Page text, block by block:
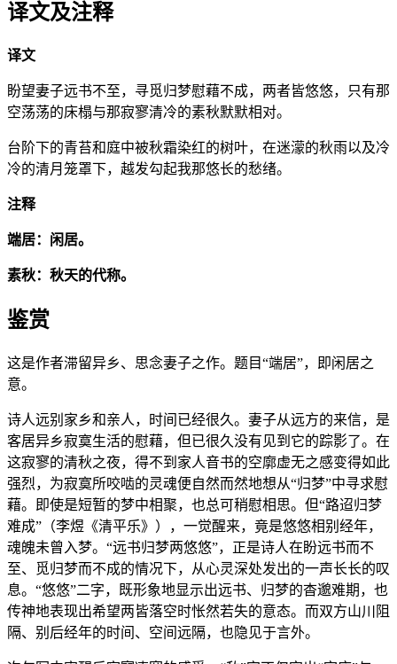
译文及注释
译文
盼望妻子远书不至，寻觅归梦慰藉不成，两者皆悠悠，只有那
空荡荡的床榻与那寂寥清冷的素秋默默相对。
台阶下的青苔和庭中被秋霜染红的树叶，在迷濛的秋雨以及冷
冷的清月笼罩下，越发勾起我那悠长的愁绪。
注释
端居：闲居。
素秋：秋天的代称。
鉴赏
这是作者滞留异乡、思念妻子之作。题目“端居”，即闲居之
意。
诗人远别家乡和亲人，时间已经很久。妻子从远方的来信，是
客居异乡寂寞生活的慰藉，但已很久没有见到它的踪影了。在
这寂寥的清秋之夜，得不到家人音书的空廓虚无之感变得如此
强烈，为寂寞所咬啮的灵魂便自然而然地想从“归梦”中寻求慰
藉。即使是短暂的梦中相聚，也总可稍慰相思。但“路迢归梦
难成”（李煜《清平乐》），一觉醒来，竟是悠悠相别经年，
魂魄未曾入梦。“远书归梦两悠悠”，正是诗人在盼远书而不
至、觅归梦而不成的情况下，从心灵深处发出的一声长长的叹
息。“悠悠”二字，既形象地显示出远书、归梦的杳邈难期，也
传神地表现出希望两皆落空时怅然若失的意态。而双方山川阻
隔、别后经年的时间、空间远隔，也隐见于言外。